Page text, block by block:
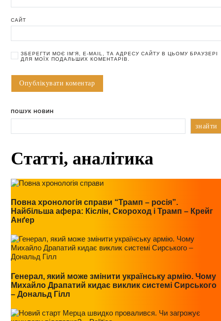
САЙТ
ЗБЕРЕГТИ МОЄ ІМ'Я, E-MAIL, ТА АДРЕСУ САЙТУ В ЦЬОМУ БРАУЗЕРІ
ДЛЯ МОЇХ ПОДАЛЬШИХ КОМЕНТАРІВ.
ПОШУК НОВИН
знайти
Статті, аналітика
Повна хронологія справи “Трамп – росія”.
Найбільша афера: Кіслін, Скороход і Трамп – Крейг
Анґер
Генерал, який може змінити українську армію. Чому
Михайло Драпатий кидає виклик системі Сирського
– Дональд Гілл